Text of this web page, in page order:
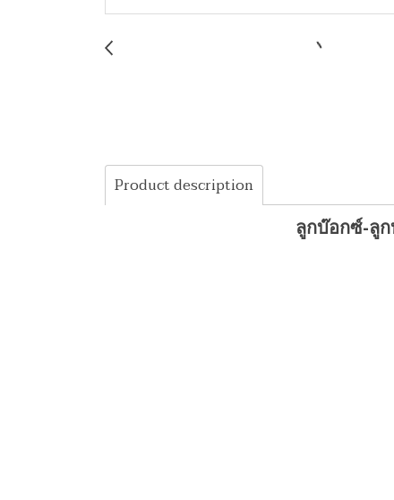
Product description
ลูกบ๊อกซ์-ลู